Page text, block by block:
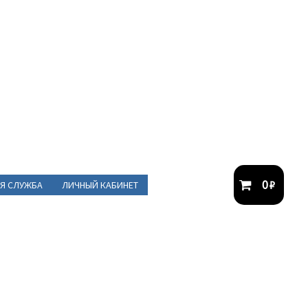
СЛУЖБА ЛИЧНЫЙ КАБИНЕТ 0₽